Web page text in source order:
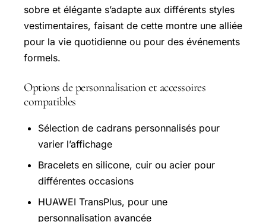
sobre et élégante s’adapte aux différents styles
vestimentaires, faisant de cette montre une alliée
pour la vie quotidienne ou pour des événements
formels.
Options de personnalisation et accessoires
compatibles
Sélection de cadrans personnalisés pour
varier l’affichage
Bracelets en silicone, cuir ou acier pour
différentes occasions
HUAWEI TransPlus, pour une
personnalisation avancée